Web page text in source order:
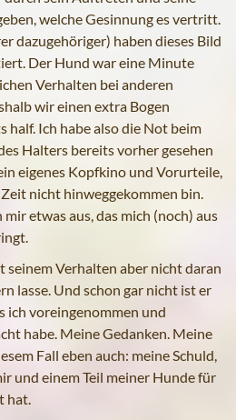
welche Gesinnung es vertritt.
dazugehöriger) haben dieses Bild
Der Hund war eine Minute
Verhalten bei anderen
wir einen extra Bogen
half. Ich habe also die Not beim
Halters bereits vorher gesehen
eigenes Kopfkino und Vorurteile,
nicht hinweggekommen bin.
etwas aus, das mich (noch) aus
seinem Verhalten aber nicht daran
lasse. Und schon gar nicht ist er
ich voreingenommen und
habe. Meine Gedanken. Meine
Fall eben auch: meine Schuld,
und einem Teil meiner Hunde für
hat.